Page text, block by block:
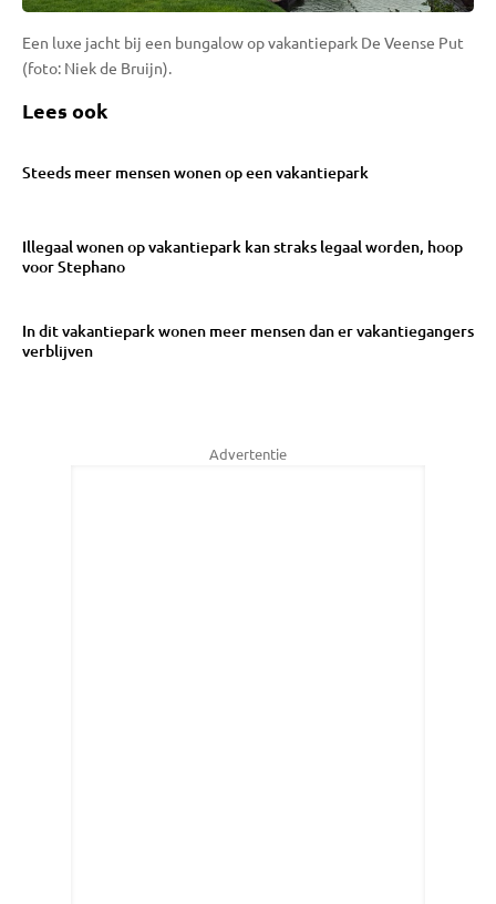
Een luxe jacht bij een bungalow op vakantiepark De Veense Put
(foto: Niek de Bruijn).
Lees ook
Steeds meer mensen wonen op een vakantiepark
Illegaal wonen op vakantiepark kan straks legaal worden, hoop
voor Stephano
In dit vakantiepark wonen meer mensen dan er vakantiegangers
verblijven
Advertentie